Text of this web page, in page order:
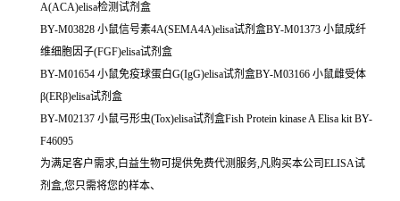
A(ACA)elisa检测试剂盒
BY-M03828 小鼠信号素4A(SEMA4A)elisa试剂盒BY-M01373 小鼠成纤
维细胞因子(FGF)elisa试剂盒
BY-M01654 小鼠免疫球蛋白G(IgG)elisa试剂盒BY-M03166 小鼠雌受体
β(ERβ)elisa试剂盒
BY-M02137 小鼠弓形虫(Tox)elisa试剂盒Fish Protein kinase A Elisa kit BY-
F46095
为满足客户需求,白益生物可提供免费代测服务,凡购买本公司ELISA试
剂盒,您只需将您的样本、